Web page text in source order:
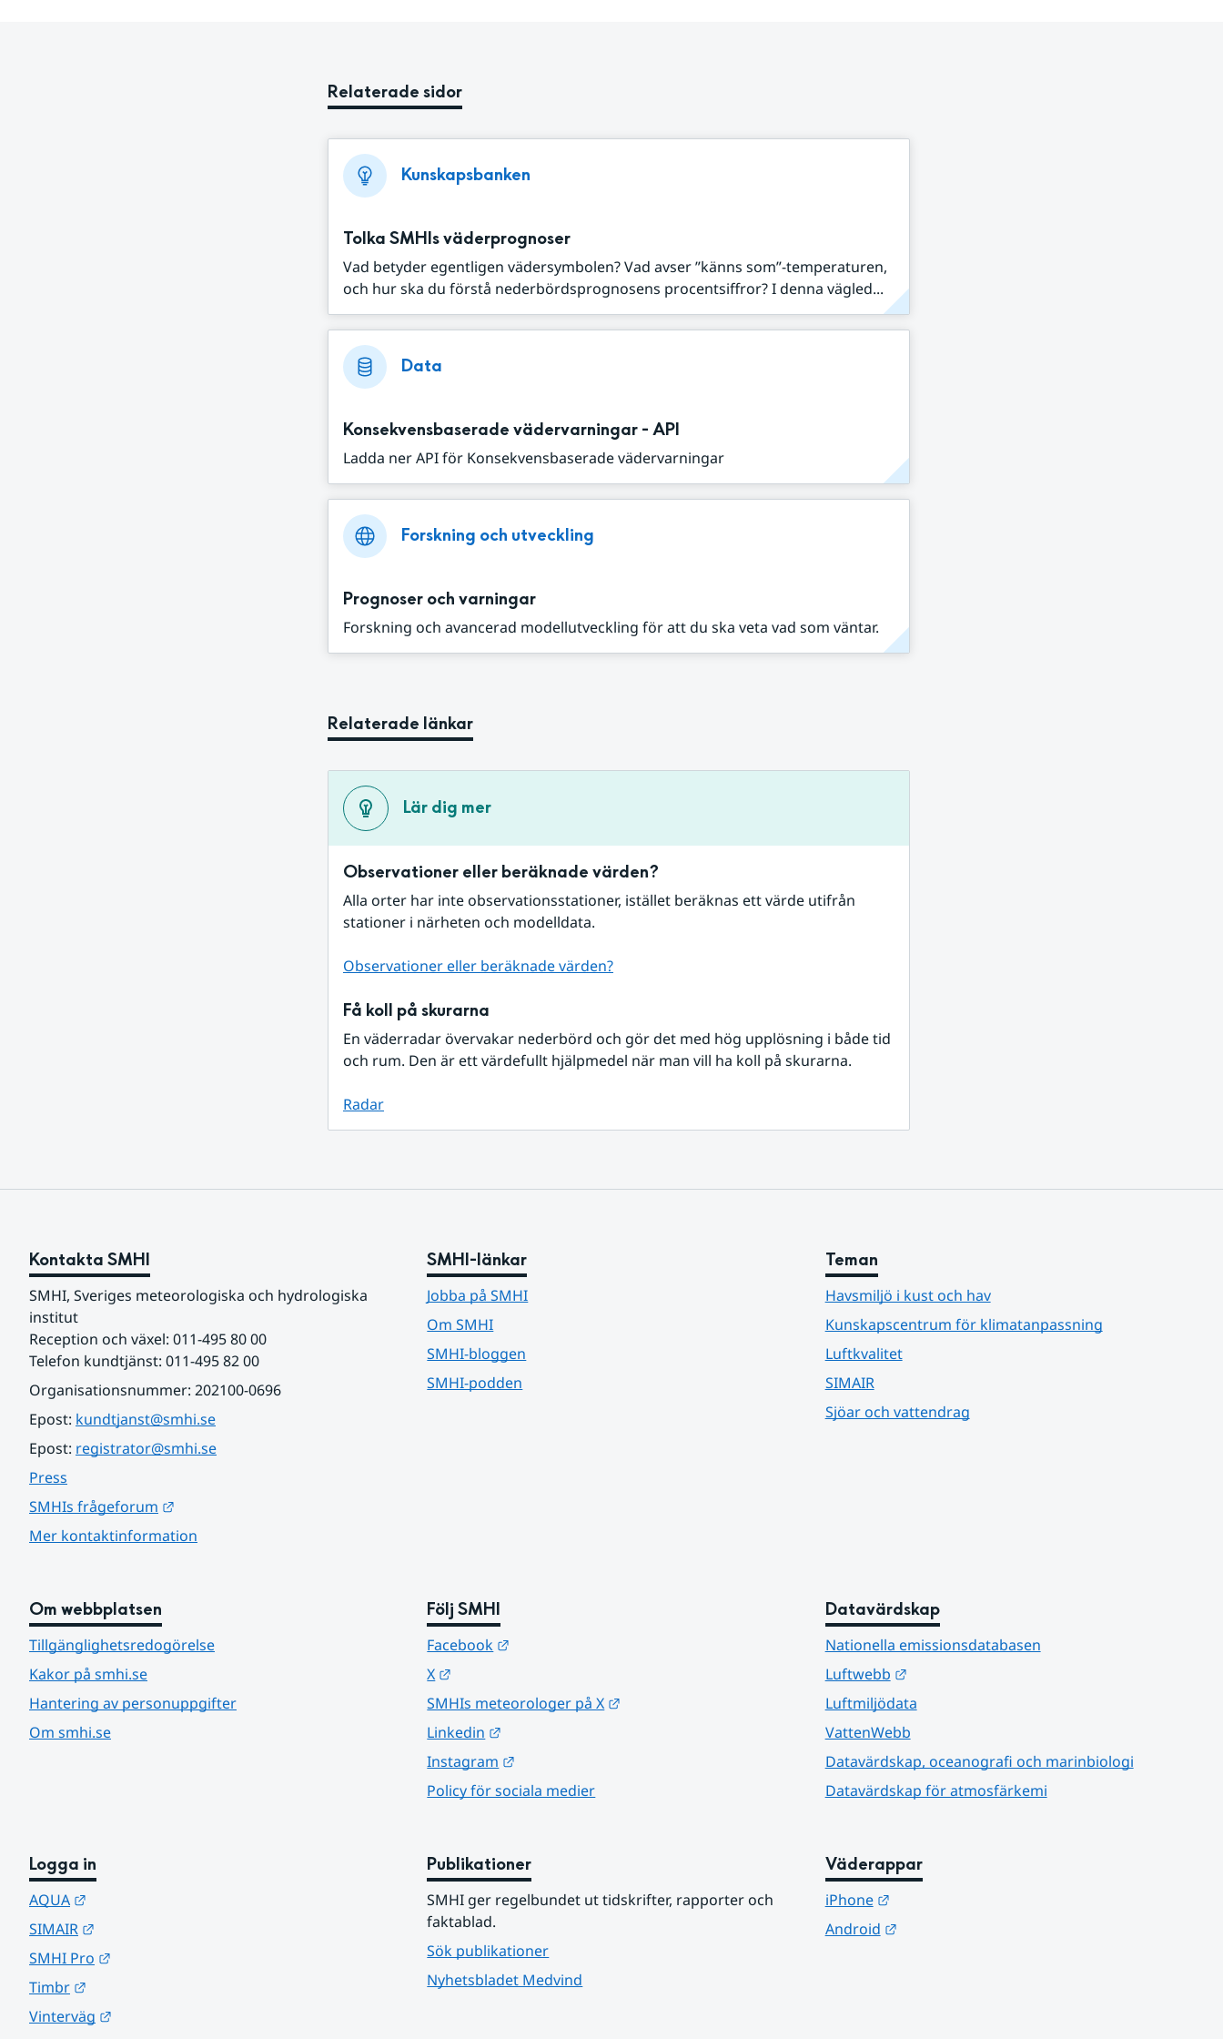
Relaterade sidor
Kunskapsbanken
Tolka SMHIs väderprognoser
Vad betyder egentligen vädersymbolen? Vad avser ”känns som”-temperaturen,
och hur ska du förstå nederbördsprognosens procentsiffror? I denna vägled...
Data
Konsekvensbaserade vädervarningar - API
Ladda ner API för Konsekvensbaserade vädervarningar
Forskning och utveckling
Prognoser och varningar
Forskning och avancerad modellutveckling för att du ska veta vad som väntar.
Relaterade länkar
Lär dig mer
Observationer eller beräknade värden?
Alla orter har inte observationsstationer, istället beräknas ett värde utifrån
stationer i närheten och modelldata.
Observationer eller beräknade värden?
Få koll på skurarna
En väderradar övervakar nederbörd och gör det med hög upplösning i både tid
och rum. Den är ett värdefullt hjälpmedel när man vill ha koll på skurarna.
Radar
Kontakta SMHI
SMHI, Sveriges meteorologiska och hydrologiska
institut
Reception och växel: 011-495 80 00
Telefon kundtjänst: 011-495 82 00
Organisationsnummer: 202100-0696
Epost: kundtjanst@smhi.se
Epost: registrator@smhi.se
Press
SMHIs frågeforum
Mer kontaktinformation
SMHI-länkar
Jobba på SMHI
Om SMHI
SMHI-bloggen
SMHI-podden
Teman
Havsmiljö i kust och hav
Kunskapscentrum för klimatanpassning
Luftkvalitet
SIMAIR
Sjöar och vattendrag
Om webbplatsen
Tillgänglighetsredogörelse
Kakor på smhi.se
Hantering av personuppgifter
Om smhi.se
Följ SMHI
Facebook
X
SMHIs meteorologer på X
Linkedin
Instagram
Policy för sociala medier
Datavärdskap
Nationella emissionsdatabasen
Luftwebb
Länk till annan webbplats.
Luftmiljödata
VattenWebb
Datavärdskap, oceanografi och marinbiologi
Datavärdskap för atmosfärkemi
Logga in
AQUA
SIMAIR
SMHI Pro
Timbr
Vinterväg
Publikationer
SMHI ger regelbundet ut tidskrifter, rapporter och
faktablad.
Sök publikationer
Nyhetsbladet Medvind
Väderappar
iPhone
Länk till annan webbplats.
Android
Länk till annan webbplats.